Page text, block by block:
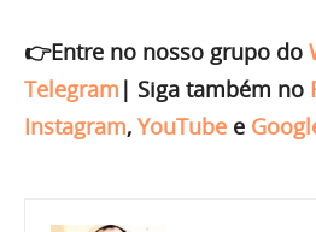
👉Entre no nosso grupo do
Telegram | Siga também no
Instagram, YouTube e